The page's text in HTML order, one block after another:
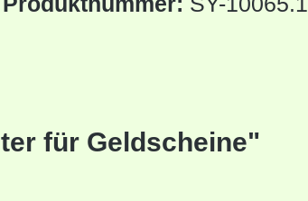
für Geldscheine"